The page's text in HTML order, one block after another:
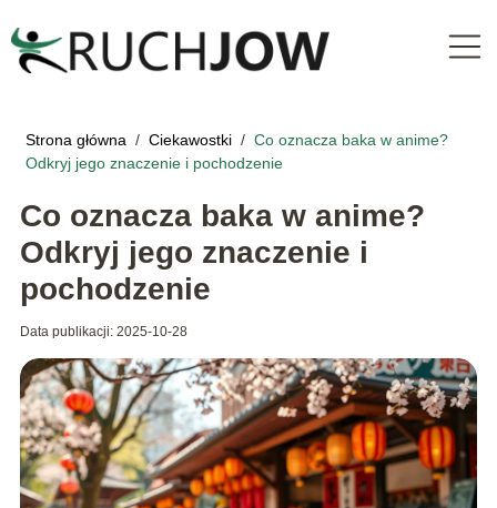
Strona główna / Ciekawostki / Co oznacza baka w anime?
Odkryj jego znaczenie i pochodzenie
Co oznacza baka w anime?
Odkryj jego znaczenie i
pochodzenie
Data publikacji: 2025-10-28